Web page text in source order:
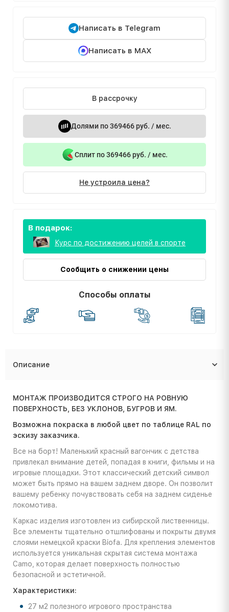
Написать в Telegram
Написать в MAX
В рассрочку
Долями по 369466 руб. / мес.
Сплит по 369466 руб. / мес.
Не устроила цена?
В подарок:
Курс по достижению целей в спорте
Сообщить о снижении цены
Способы оплаты
Описание
МОНТАЖ ПРОИЗВОДИТСЯ СТРОГО НА РОВНУЮ
ПОВЕРХНОСТЬ, БЕЗ УКЛОНОВ, БУГРОВ И ЯМ.
Возможна покраска в любой цвет по таблице RAL по
эскизу заказчика.
Все на борт! Маленький красный вагончик с детства
привлекал внимание детей, попадая в книги, фильмы и на
игровые площадки. Этот классический детский символ
может быть прямо на вашем заднем дворе. Он позволит
вашему ребенку почувствовать себя на заднем сиденье
локомотива.
Каркас изделия изготовлен из сибирской лиственницы.
Все элементы тщательно отшлифованы и покрыты двумя
слоями немецкой краски Biofa. Для крепления элементов
используется уникальная скрытая система монтажа
Camo, которая делает поверхность полностью
безопасной и эстетичной.
Характеристики:
27 м2 полезного игрового пространства